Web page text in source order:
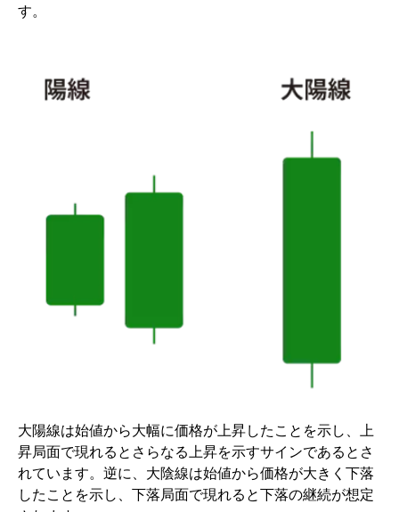
す。
大陽線は始値から大幅に価格が上昇したことを示し、上
昇局面で現れるとさらなる上昇を示すサインであるとさ
れています。逆に、大陰線は始値から価格が大きく下落
したことを示し、下落局面で現れると下落の継続が想定